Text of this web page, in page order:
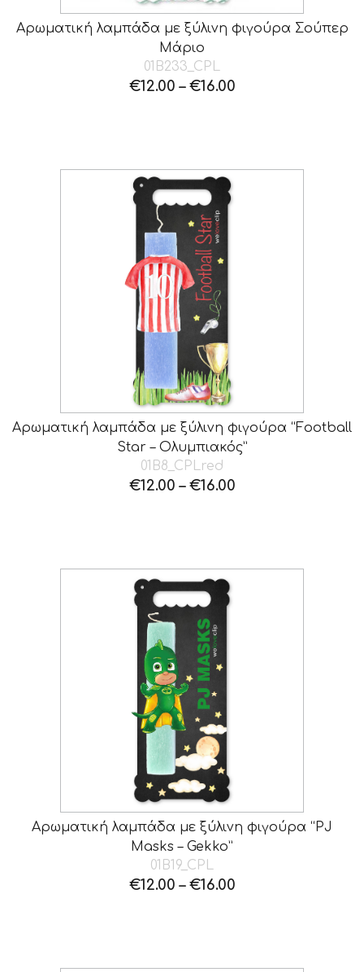
Αρωματική λαμπάδα με ξύλινη φιγούρα Σούπερ
Μάριο
01B233_CPL
€12.00 – €16.00
Αρωματική λαμπάδα με ξύλινη φιγούρα “Football
Star – Ολυμπιακός”
01B8_CPLred
€12.00 – €16.00
Αρωματική λαμπάδα με ξύλινη φιγούρα “PJ
Masks – Gekko”
01B19_CPL
€12.00 – €16.00